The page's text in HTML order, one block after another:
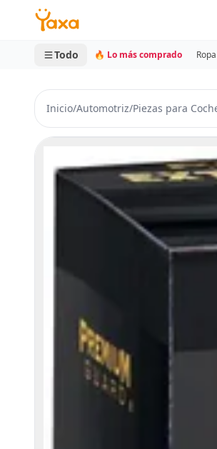
MINI CARRITO
0 productos
Todo 🔥 Lo más comprado Ropa
Inicio/Automotriz/Piezas para